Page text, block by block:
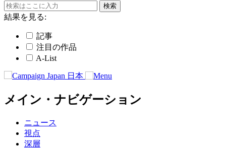
結果を見る:
記事
注目の作品
A-List
メイン・ナビゲーション
ニュース
視点
深層